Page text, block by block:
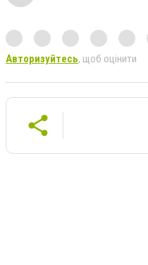
Авторизуйтесь, щоб оцінити